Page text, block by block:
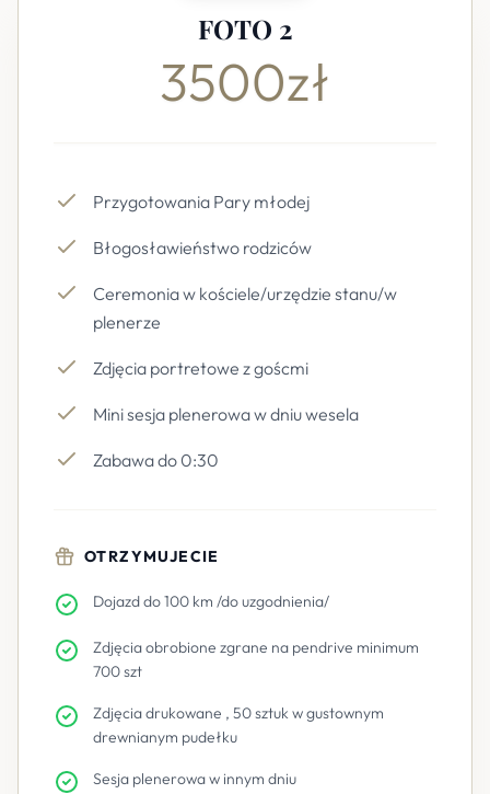
FOTO 2
3500zł
Przygotowania Pary młodej
Błogosławieństwo rodziców
Ceremonia w kościele/urzędzie stanu/w
plenerze
Zdjęcia portretowe z goścmi
Mini sesja plenerowa w dniu wesela
Zabawa do 0:30
OTRZYMUJECIE
Dojazd do 100 km /do uzgodnienia/
Zdjęcia obrobione zgrane na pendrive minimum
700 szt
Zdjęcia drukowane , 50 sztuk w gustownym
drewnianym pudełku
Sesja plenerowa w innym dniu